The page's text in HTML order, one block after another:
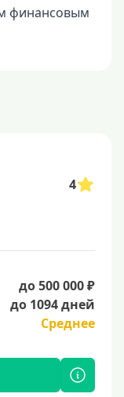
финансовым
4
до 500 000 ₽
до 1094 дней
Среднее